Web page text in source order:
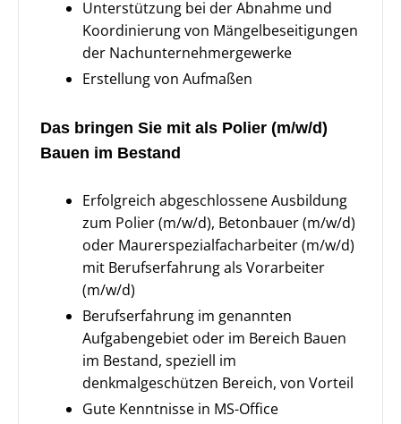
Unterstützung bei der Abnahme und
Koordinierung von Mängelbeseitigungen
der Nachunternehmergewerke
Erstellung von Aufmaßen
Das bringen Sie mit als Polier (m/w/d)
Bauen im Bestand
Erfolgreich abgeschlossene Ausbildung
zum Polier (m/w/d), Betonbauer (m/w/d)
oder Maurerspezialfacharbeiter (m/w/d)
mit Berufserfahrung als Vorarbeiter
(m/w/d)
Berufserfahrung im genannten
Aufgabengebiet oder im Bereich Bauen
im Bestand, speziell im
denkmalgeschützen Bereich, von Vorteil
Gute Kenntnisse in MS-Office